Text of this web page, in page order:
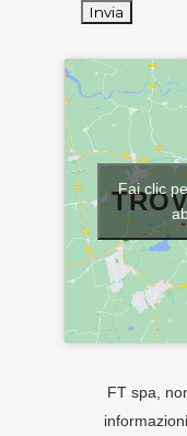
Fai clic
FT spa,